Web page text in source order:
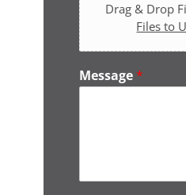
Drag & Drop
Files to
Message *